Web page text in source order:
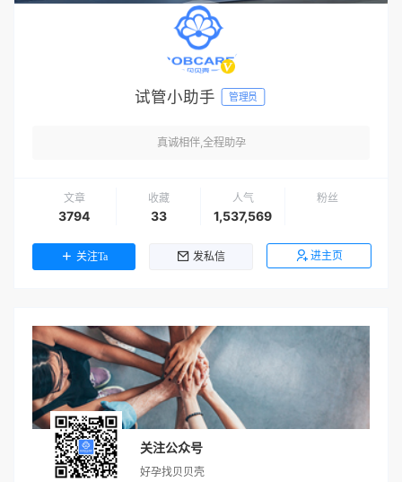
试管小助手 管理员
真诚相伴,全程助孕
文章
3794
收藏
33
人气
1,537,569
粉丝
关注Ta 发私信 进主页
关注公众号
好孕找贝贝壳